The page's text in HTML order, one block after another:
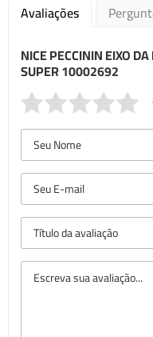
Avaliações
NICE PECCININ EIXO
SUPER 10002692